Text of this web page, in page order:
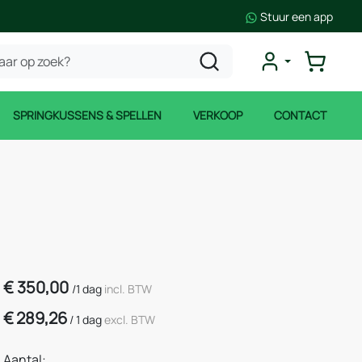
Stuur een app
SPRINGKUSSENS & SPELLEN VERKOOP CONTACT
€350,00 /1 dag incl. BTW
€289,26 /1 dagexcl. BTW